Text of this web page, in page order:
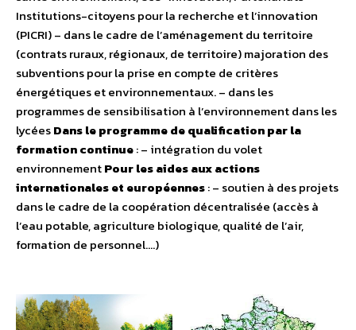
Institutions-citoyens pour la recherche et l’innovation
(PICRI) – dans le cadre de l’aménagement du territoire
(contrats ruraux, régionaux, de territoire) majoration des
subventions pour la prise en compte de critères
énergétiques et environnementaux. – dans les
programmes de sensibilisation à l’environnement dans les
lycéesDans le programme de qualification par la
formation continue: – intégration du volet
environnementPour les aides aux actions
internationales et européennes: – soutien à des projets
dans le cadre de la coopération décentralisée (accès à
l’eau potable, agriculture biologique, qualité de l’air,
formation de personnel….)